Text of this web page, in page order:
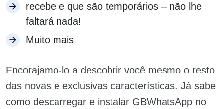
recebe e que são temporários – não lhe
faltará nada!
Muito mais
Encorajamo-lo a descobrir você mesmo o resto
das novas e exclusivas características. Já sabe
como descarregar e instalar GBWhatsApp no